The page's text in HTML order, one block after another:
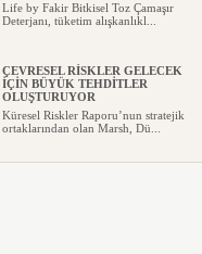
Life by Fakir Bitkisel Toz Çamaşır
Deterjanı, tüketim alışkanlıkl...
ÇEVRESEL RİSKLER GELECEK
İÇİN BÜYÜK TEHDİTLER
OLUŞTURUYOR
Küresel Riskler Raporu’nun stratejik
ortaklarından olan Marsh, Dü...
TESİS YÖNETİM SEKTÖRÜ